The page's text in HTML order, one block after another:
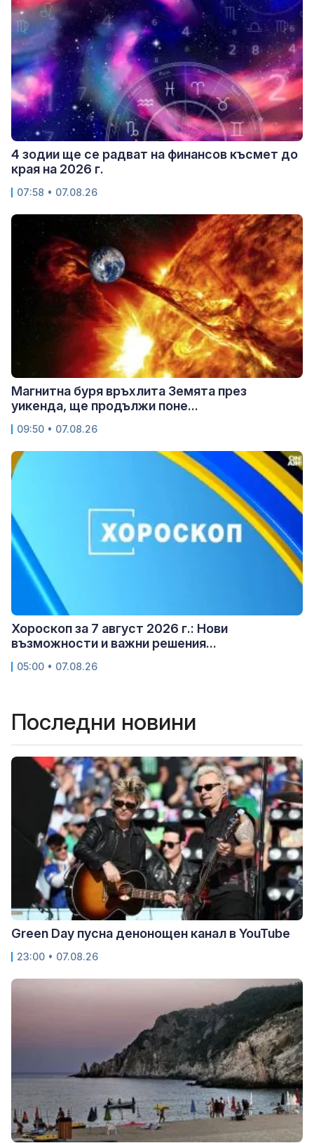
4 зодии ще се радват на финансов късмет до
края на 2026 г.
07:58 • 07.08.26
Магнитна буря връхлита Земята през
уикенда, ще продължи поне...
09:50 • 07.08.26
Хороскоп за 7 август 2026 г.: Нови
възможности и важни решения...
05:00 • 07.08.26
Последни новини
Green Day пусна денонощен канал в YouTube
23:00 • 07.08.26